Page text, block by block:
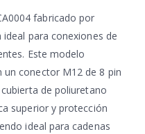
fabricado por
para conexiones de
Este modelo
conector M12 de 8 pin
de poliuretano
superior y protección
ideal para cadenas